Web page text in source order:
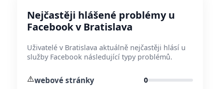
Nejčastěji hlášené problémy u
Facebook v Bratislava
Uživatelé v Bratislava aktuálně nejčastěji hlásí u
služby Facebook následující typy problémů.
⚠️webové stránky 0